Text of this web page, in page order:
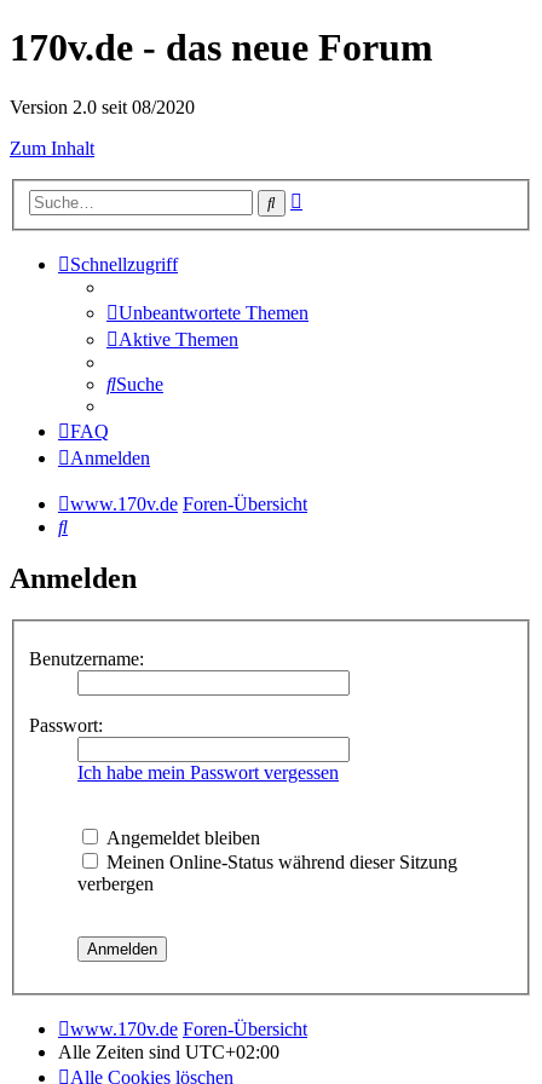
170v.de - das neue Forum
Version 2.0 seit 08/2020
Zum Inhalt
Suche
Schnellzugriff
Unbeantwortete Themen
Aktive Themen
Suche
FAQ
Anmelden
www.170v.de Foren-Übersicht
Suche
Anmelden
Benutzername:
Passwort:
Ich habe mein Passwort vergessen
Angemeldet bleiben
Meinen Online-Status während dieser Sitzung
verbergen
www.170v.de Foren-Übersicht
Alle Zeiten sind UTC+02:00
Alle Cookies löschen